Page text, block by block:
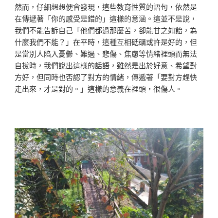
然而，仔細想想便會發現，這些教育性質的語句，依然是
在傳遞著「你的感受是錯的」這樣的意涵。這並不是說，
我們不能告訴自己「他們都過那麼苦，卻能甘之如飴，為
什麼我們不能？」在平時，這種互相砥礪或許是好的，但
是當別人陷入憂鬱、難過、悲傷、焦慮等情緒裡頭而無法
自拔時，我們說出這樣的話語，雖然是出於好意、希望對
方好，但同時也否認了對方的情緒，傳遞著「要對方趕快
走出來，才是對的。」這樣的意義在裡頭，很傷人。